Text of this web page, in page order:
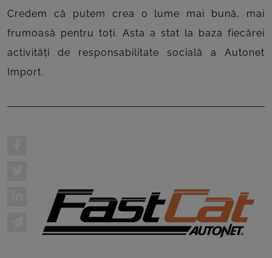
Credem că putem crea o lume mai bună, mai
frumoasă pentru toți. Asta a stat la baza fiecărei
activități de responsabilitate socială a Autonet
Import.